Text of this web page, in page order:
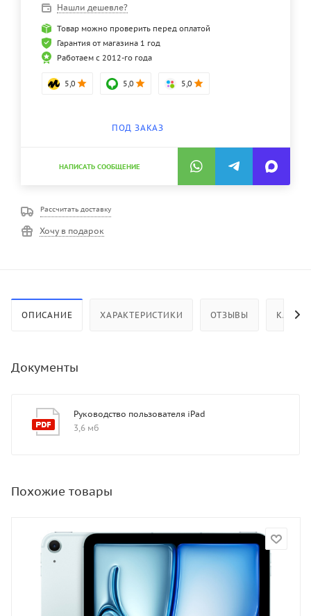
Нашли дешевле?
Товар можно проверить перед оплатой
Гарантия от магазина 1 год
Работаем с 2012-го года
5,0 5,0 5,0
ПОД ЗАКАЗ
НАПИСАТЬ СООБЩЕНИЕ
Рассчитать доставку
Хочу в подарок
ОПИСАНИЕ ХАРАКТЕРИСТИКИ ОТЗЫВЫ КАК
Документы
Руководство пользователя iPad
3,6 мб
Похожие товары